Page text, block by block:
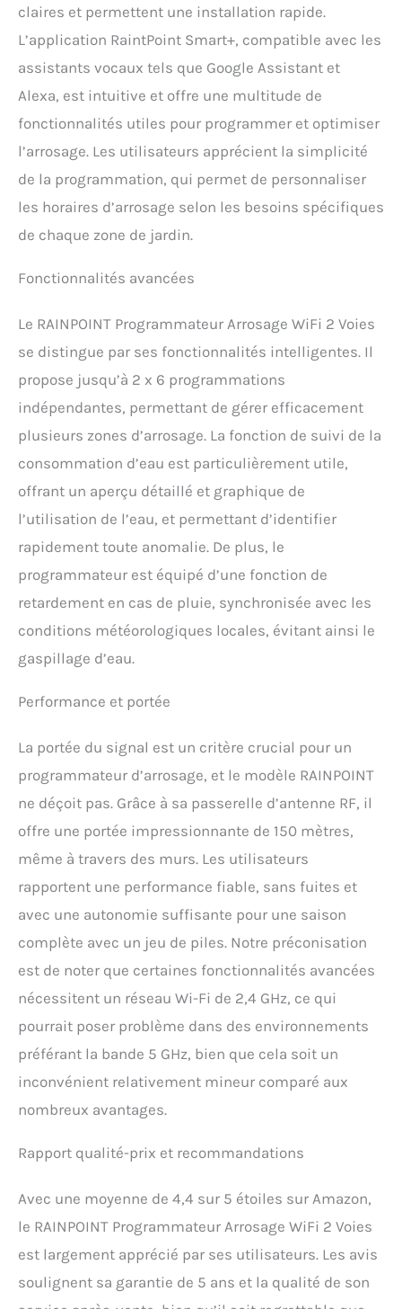
arrosage normal (1 min à 12
seconde à 60 minutes) et
trempage cyclique (1 minute à
d'arrosage : quotidienne,
jours impairs, jours pairs,
hebdomadaire ou tous les 2 à
30 jours. Répondez à vos
différents besoins d'arrosage
et améliorez l'efficacité de
l'arrosage. 【Irrigation
Intelligente】Programmateur
peut être réglée en fonction de
automatiquement le
programme d'arrosage et
pouvez retarder l'arrosage les
jours de pluie, augmenter
chaleurs, etc. Profitez d'une
irrigation sans souci,
économisez de l'eau et de
l'argent. 【Télécommande APP
et Commande Vocale
Intelligente】Utilisez
l'application RainPoint pour
contrôler à distance le
système d'arrosage, à la
maison ou en déplacement,
afin de garantir un
avec Alexa et Google
vocales : libérez vos mains
du retardement des
précipitations et de l'arrosage
manuel. 【Surveillance Débit
D'eau】Programmateur
Irrigation intègre un
débitmètre haute précision
qui analyse la consommation
d'eau sur 30 jours/12
derniers mois et analyse la
consommation
quotidienne/mensuelle ainsi
que la durée d'utilisation.
Vous pouvez ainsi élaborer et
ajuster votre plan d'arrosage
en fonction de la
consommation. 【Fonction
Rappel D'alarme Temps Réel】
réel via l'application en cas de
batterie faible. Vous pouvez
également consulter l'état de
l'appareil (en ligne/signal
faible/hors ligne) à tout
moment via l'application.
Évitez ainsi l'interruption des
claires et permettent une installation rapide.
L’application RaintPoint Smart+, compatible avec les
assistants vocaux tels que Google Assistant et
Alexa, est intuitive et offre une multitude de
fonctionnalités utiles pour programmer et optimiser
l’arrosage. Les utilisateurs apprécient la simplicité
de la programmation, qui permet de personnaliser
les horaires d’arrosage selon les besoins spécifiques
de chaque zone de jardin.
Fonctionnalités avancées
Le RAINPOINT Programmateur Arrosage WiFi 2 Voies
se distingue par ses fonctionnalités intelligentes. Il
propose jusqu’à 2 x 6 programmations
indépendantes, permettant de gérer efficacement
plusieurs zones d’arrosage. La fonction de suivi de la
consommation d’eau est particulièrement utile,
offrant un aperçu détaillé et graphique de
l’utilisation de l’eau, et permettant d’identifier
rapidement toute anomalie. De plus, le
programmateur est équipé d’une fonction de
retardement en cas de pluie, synchronisée avec les
conditions météorologiques locales, évitant ainsi le
gaspillage d’eau.
Performance et portée
La portée du signal est un critère crucial pour un
programmateur d’arrosage, et le modèle RAINPOINT
ne déçoit pas. Grâce à sa passerelle d’antenne RF, il
offre une portée impressionnante de 150 mètres,
même à travers des murs. Les utilisateurs
rapportent une performance fiable, sans fuites et
avec une autonomie suffisante pour une saison
complète avec un jeu de piles. Notre préconisation
est de noter que certaines fonctionnalités avancées
nécessitent un réseau Wi-Fi de 2,4 GHz, ce qui
pourrait poser problème dans des environnements
préférant la bande 5 GHz, bien que cela soit un
inconvénient relativement mineur comparé aux
nombreux avantages.
Rapport qualité-prix et recommandations
Avec une moyenne de 4,4 sur 5 étoiles sur Amazon,
le RAINPOINT Programmateur Arrosage WiFi 2 Voies
est largement apprécié par ses utilisateurs. Les avis
soulignent sa garantie de 5 ans et la qualité de son